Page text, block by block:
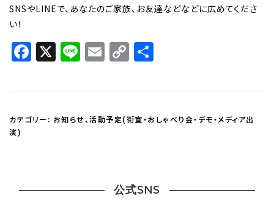
SNSやLINEで、あなたのご家族、お友達などなどに広めてくださ
い！
Facebook
X LineEmail
Copy
カテゴリー: お知らせ、活動予定(街宣・おしゃべり会・デモ・メディア出
演)
公式SNS